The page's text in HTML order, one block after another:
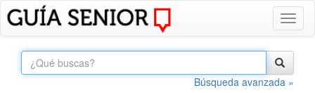
Búsqueda avanzada »